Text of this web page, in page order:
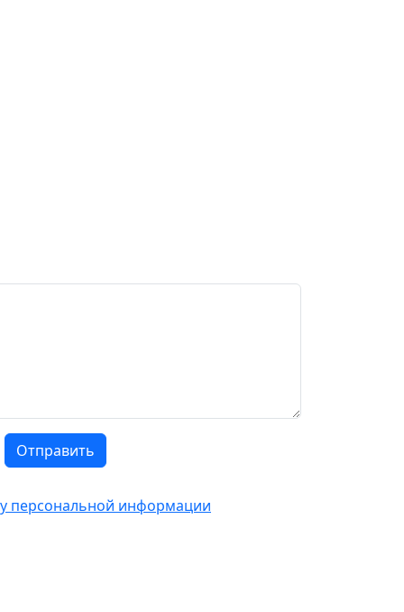
Отправить
персональной информации